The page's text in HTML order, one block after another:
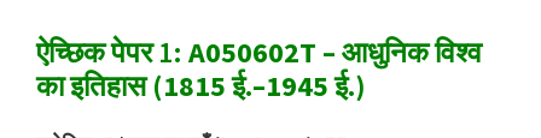
ऐच्छिक पेपर 1: A050602T – आधुनिक विश्व
का इतिहास (1815 ई.–1945 ई.)